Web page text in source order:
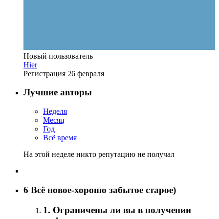
Новый пользователь
Hier
Регистрация 26 февраля
Лучшие авторы
Неделя
Месяц
Год
Всё время
На этой неделе никто репутацию не получал
6 Всё новое-хорошо забытое старое)
1. Ограничены ли вы в получении